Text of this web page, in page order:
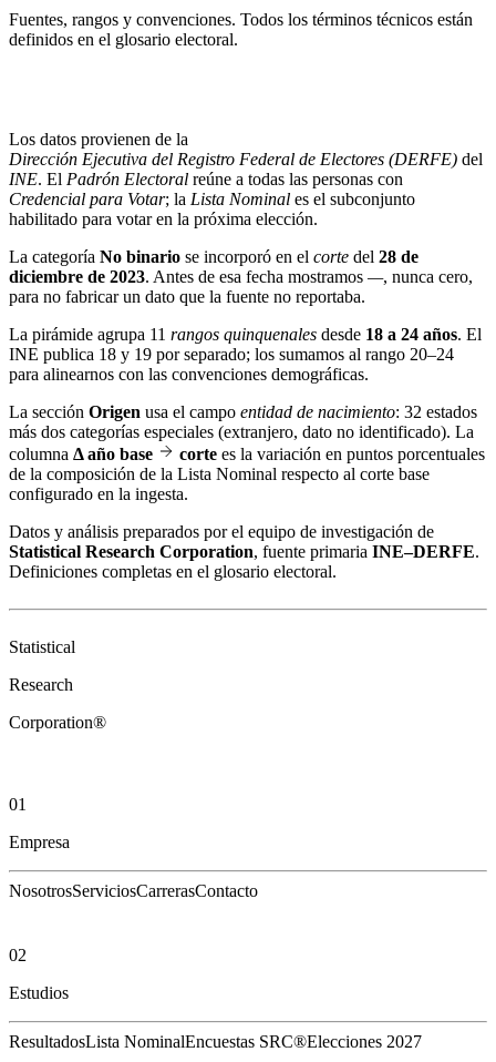
Fuentes, rangos y convenciones. Todos los términos técnicos están
definidos en el glosario electoral.
Los datos provienen de la
Dirección Ejecutiva del Registro Federal de Electores (DERFE) del
INE. El Padrón Electoral reúne a todas las personas con
Credencial para Votar; la Lista Nominal es el subconjunto
habilitado para votar en la próxima elección.
La categoría No binario se incorporó en el corte del 28 de
diciembre de 2023. Antes de esa fecha mostramos —, nunca cero,
para no fabricar un dato que la fuente no reportaba.
La pirámide agrupa 11 rangos quinquenales desde 18 a 24 años. El
INE publica 18 y 19 por separado; los sumamos al rango 20–24
para alinearnos con las convenciones demográficas.
La sección Origen usa el campo entidad de nacimiento: 32 estados
más dos categorías especiales (extranjero, dato no identificado). La
columna Δ año base corte es la variación en puntos porcentuales
de la composición de la Lista Nominal respecto al corte base
configurado en la ingesta.
Datos y análisis preparados por el equipo de investigación de
Statistical Research Corporation, fuente primaria INE–DERFE.
Definiciones completas en el glosario electoral.
Statistical
Research
Corporation®
01
Empresa
NosotrosServiciosCarrerasContacto
02
Estudios
ResultadosLista NominalEncuestas SRC®Elecciones 2027